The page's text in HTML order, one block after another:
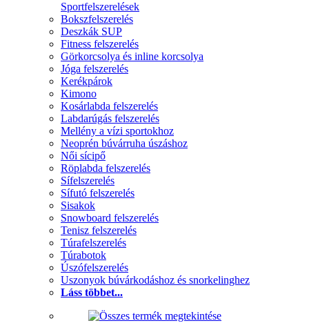
Sportfelszerelések
Bokszfelszerelés
Deszkák SUP
Fitness felszerelés
Görkorcsolya és inline korcsolya
Jóga felszerelés
Kerékpárok
Kimono
Kosárlabda felszerelés
Labdarúgás felszerelés
Mellény a vízi sportokhoz
Neoprén búvárruha úszáshoz
Női sícipő
Röplabda felszerelés
Sífelszerelés
Sífutó felszerelés
Sisakok
Snowboard felszerelés
Tenisz felszerelés
Túrafelszerelés
Túrabotok
Úszófelszerelés
Uszonyok búvárkodáshoz és snorkelinghez
Láss többet...